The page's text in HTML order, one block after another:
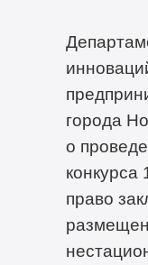
города
о
конкурса
право